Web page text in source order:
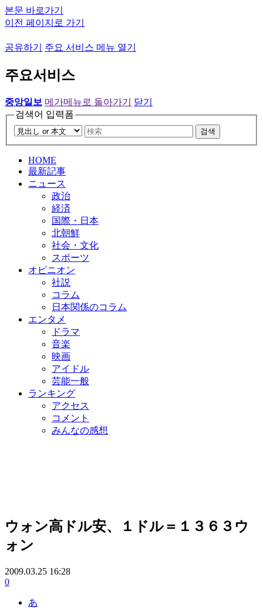
본문 바로가기
이전 페이지로 가기
공유하기 주요 서비스 메뉴 열기
주요서비스
중앙일보 메가메뉴로 돌아가기
닫기
검색어 입력폼
검색
HOME
最新記事
ニュース
政治
経済
国際・日本
北朝鮮
社会・文化
スポーツ
オピニオン
社説
コラム
日本関係のコラム
エンタメ
ドラマ
音楽
映画
アイドル
芸能一般
ランキング
アクセス
コメント
みんなの感想
ウォン高ドル安、１ドル＝１３６３ウ
ォン
2009.03.25 16:28
0
あ